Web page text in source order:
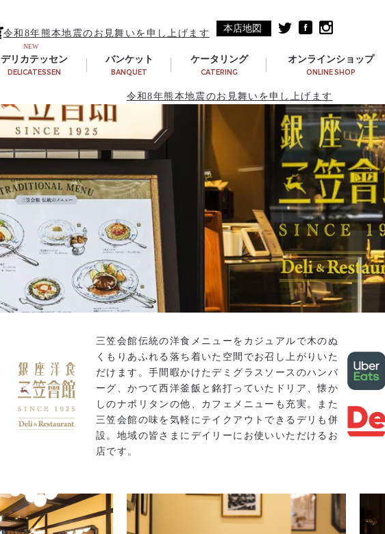
令和8年熊本地震のお見舞いを申し上げます 本店地図
デリカテッセン
DELICATESSEN
バンケット
BANQUET
ケータリング
CATERING
オンラインショップ
ONLINE SHOP
令和8年熊本地震のお見舞いを申し上げます
三笠会館伝統の洋食メニューをカジュアルで木のぬ
くもりあふれる落ち着いた空間でお召し上がりいた
だけます。手間暇かけたデミグラスソースのハンバ
ーグ、かつて西洋釜飯と銘打っていたドリア、懐か
しのナポリタンの他、カフェメニューも充実。また
三笠会館の味を気軽にテイクアウトできるデリも併
設。地域の皆さまにデイリーにお使いいただけるお
店です。